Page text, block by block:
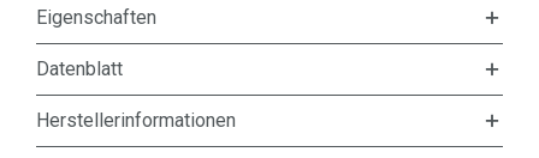
Eigenschaften
Datenblatt
Herstellerinformationen